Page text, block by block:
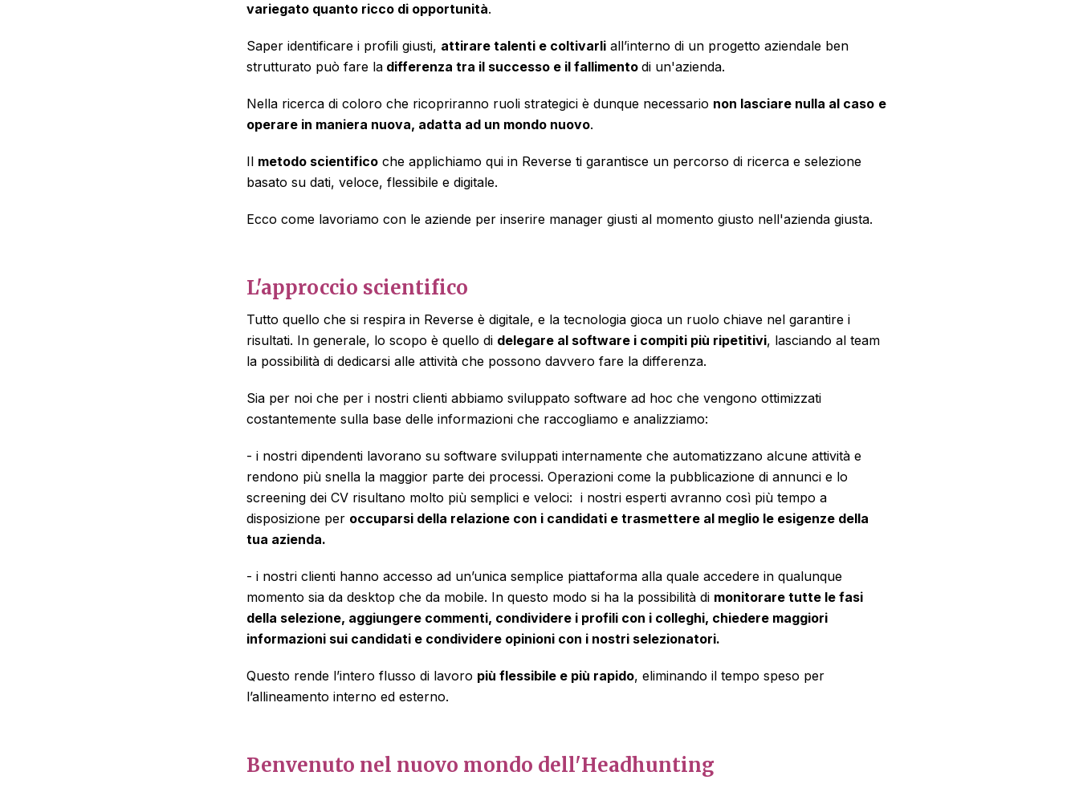
variegato quanto ricco di opportunità.
Saper identificare i profili giusti, attirare talenti e coltivarli all’interno di un progetto aziendale ben
strutturato può fare la differenza tra il successo e il fallimentodi un'azienda.
Nella ricerca di coloro che ricopriranno ruoli strategici è dunque necessario non lasciare nulla al caso e
operare in maniera nuova, adatta ad un mondo nuovo.
Il metodo scientifico che applichiamo qui in Reverse ti garantisce un percorso di ricerca e selezione
basato su dati, veloce, flessibile e digitale.
Ecco come lavoriamo con le aziende per inserire manager giusti al momento giusto nell'azienda giusta.
L'approccio scientifico
Tutto quello che si respira in Reverse è digitale, e la tecnologia gioca un ruolo chiave nel garantire i
risultati. In generale, lo scopo è quello di delegare al software i compiti più ripetitivi, lasciando al team
la possibilità di dedicarsi alle attività che possono davvero fare la differenza.
Sia per noi che per i nostri clienti abbiamo sviluppato software ad hoc che vengono ottimizzati
costantemente sulla base delle informazioni che raccogliamo e analizziamo:
- i nostri dipendenti lavorano su software sviluppati internamente che automatizzano alcune attività e
rendono più snella la maggior parte dei processi. Operazioni come la pubblicazione di annunci e lo
screening dei CV risultano molto più semplici e veloci: i nostri esperti avranno così più tempo a
disposizione per occuparsi della relazione con i candidati e trasmettere al meglio le esigenze della
tua azienda.
- i nostri clienti hanno accesso ad un’unica semplice piattaforma alla quale accedere in qualunque
momento sia da desktop che da mobile. In questo modo si ha la possibilità di monitorare tutte le fasi
della selezione, aggiungere commenti, condividere i profili con i colleghi, chiedere maggiori
informazioni sui candidati e condividere opinioni con i nostri selezionatori.
Questo rende l’intero flusso di lavoro più flessibile e più rapido, eliminando il tempo speso per
l’allineamento interno ed esterno.
Benvenuto nel nuovo mondo dell'Headhunting